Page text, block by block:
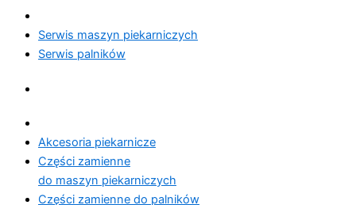
Serwis maszyn piekarniczych
Serwis palników
Akcesoria piekarnicze
Części zamienne
do maszyn piekarniczych
Części zamienne do palników